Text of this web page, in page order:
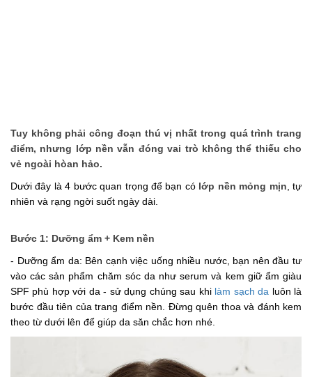
Mẹo đơn giản khử mùi hôi cho tủ lạnh
Mẹo dưỡng lông mi cong dài nhanh chóng
Tuy không phải công đoạn thú vị nhất trong quá trình trang
điểm, nhưng lớp nền vẫn đóng vai trò không thể thiếu cho
vẻ ngoài hòan hảo.
Dưới đây là 4 bước quan trọng để bạn có lớp nền mỏng mịn , tự
nhiên và rạng ngời suốt ngày dài.
Bước 1: Dưỡng ẩm + Kem nền
- Dưỡng ẩm da: Bên cạnh việc uống nhiều nước, bạn nên đầu tư
vào các sản phẩm chăm sóc da như serum và kem giữ ẩm giàu
SPF phù hợp với da - sử dụng chúng sau khi làm sạch da luôn là
bước đầu tiên của trang điểm nền. Đừng quên thoa và đánh kem
theo từ dưới lên để giúp da săn chắc hơn nhé.